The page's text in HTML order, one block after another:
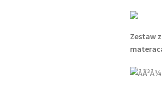
Zestaw